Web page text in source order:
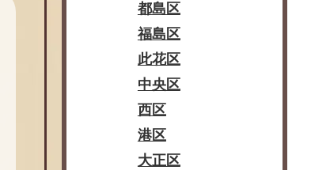
都島区
福島区
此花区
中央区
西区
港区
大正区